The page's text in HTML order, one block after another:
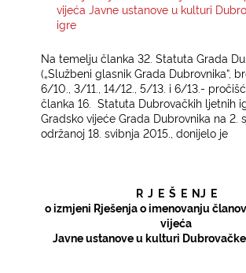
vijeća Javne ustanove u kulturi
igre
Na temelju članka 32. Statuta Grada
(„Službeni glasnik Grada Dubrovnika“,
6/10., 3/11., 14/12., 5/13. i 6/13.-
članka 16.
Statuta Dubrovačkih ljetnih
Gradsko vijeće Grada Dubrovnika na 2.
održanoj 18. svibnja 2015., donijelo je
R J E Š E NJ E
o izmjeni Rješenja o imenovanju
vijeća
Javne ustanove u kulturi